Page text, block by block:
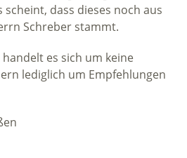
scheint, dass dieses noch aus
Schreber stammt.
es sich um keine
lediglich um Empfehlungen